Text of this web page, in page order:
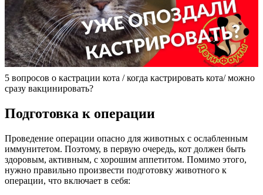
5 вопросов о кастрации кота / когда кастрировать кота/ можно
сразу вакцинировать?
Подготовка к операции
Проведение операции опасно для животных с ослабленным
иммунитетом. Поэтому, в первую очередь, кот должен быть
здоровым, активным, с хорошим аппетитом. Помимо этого,
нужно правильно произвести подготовку животного к
операции, что включает в себя: